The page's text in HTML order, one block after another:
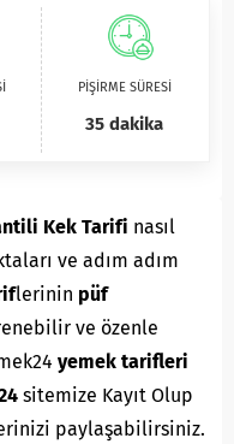
PİŞİRME SÜRESİ
35 dakika
Kek Tarifi nasıl
ve adım adım
lerinin püf
ve özenle
yemek tarifleri
sitemize Kayıt Olup
paylaşabilirsiniz.